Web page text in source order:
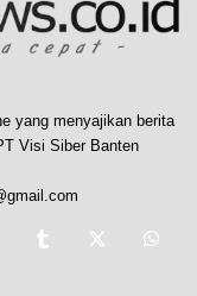
yang menyajikan berita
Visi Siber Banten